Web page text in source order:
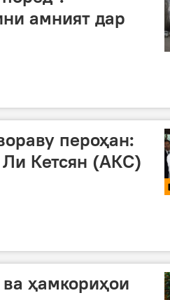
амният дар
пероҳан:
Кетсян (АКС)
ҳамкориҳои